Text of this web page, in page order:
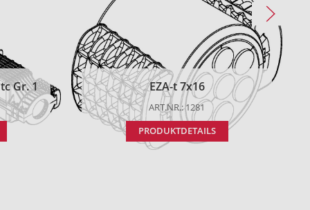
Gr. 1 EZA-t 7x16
ART.NR.: 1281
PRODUKTDETAILS